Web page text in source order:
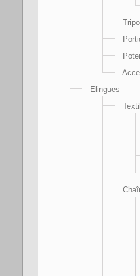
Elingues